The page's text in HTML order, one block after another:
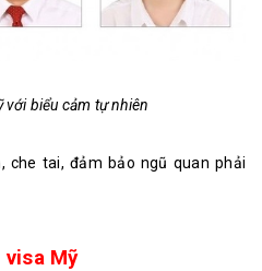
với biểu cảm tự nhiên
che tai, đảm bảo ngũ quan phải
visa Mỹ